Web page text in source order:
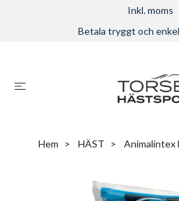
Inkl. moms
Betala tryggt och
Hem HÄST Animalintex